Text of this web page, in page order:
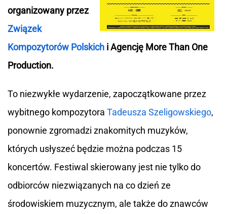
organizowany przez
Związek
Kompozytorów Polskich i Agencję More Than One
Production.
To niezwykłe wydarzenie, zapoczątkowane przez
wybitnego kompozytora Tadeusza Szeligowskiego,
ponownie zgromadzi znakomitych muzyków,
których usłyszeć będzie można podczas 15
koncertów. Festiwal skierowany jest nie tylko do
odbiorców niezwiązanych na co dzień ze
środowiskiem muzycznym, ale także do znawców